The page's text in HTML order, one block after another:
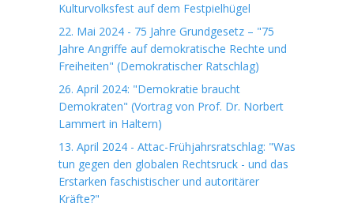
Kulturvolksfest auf dem Festpielhügel
22. Mai 2024 - 75 Jahre Grundgesetz – "75
Jahre Angriffe auf demokratische Rechte und
Freiheiten" (Demokratischer Ratschlag)
26. April 2024: "Demokratie braucht
Demokraten" (Vortrag von Prof. Dr. Norbert
Lammert in Haltern)
13. April 2024 - Attac-Frühjahrsratschlag: "Was
tun gegen den globalen Rechtsruck - und das
Erstarken faschistischer und autoritärer
Kräfte?"